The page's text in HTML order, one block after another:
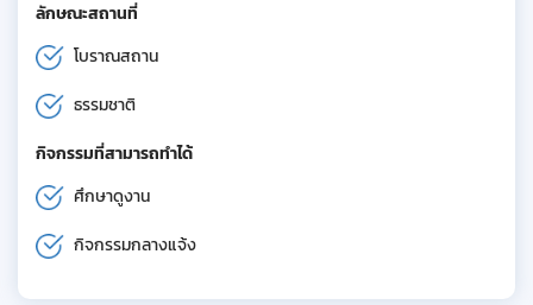
ลักษณะสถานที่
โบราณสถาน
ธรรมชาติ
กิจกรรมที่สามารถทำได้
ศึกษาดูงาน
กิจกรรมกลางแจ้ง